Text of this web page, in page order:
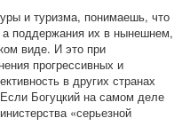
и туризма, понимаешь, что
поддержания их в нынешнем,
виде. И это при
прогрессивных и
в других странах
Богуцкий на самом деле
«серьезной